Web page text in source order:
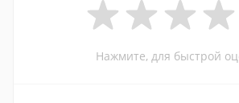
Нажмите, для быстрой